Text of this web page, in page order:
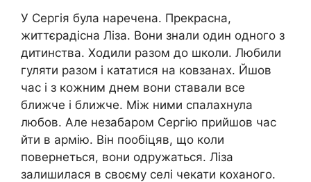
У Сергія була наречена. Прекрасна,
життєрадісна Ліза. Вони знали один одного з
дитинства. Ходили разом до школи. Любили
гуляти разом і кататися на ковзанах. Йшов
час і з кожним днем вони ставали все
ближче і ближче. Між ними спалахнула
любов. Але незабаром Сергію прийшов час
йти в армію. Він пообіцяв, що коли
повернеться, вони одружаться. Ліза
залишилася в своєму селі чекати коханого.